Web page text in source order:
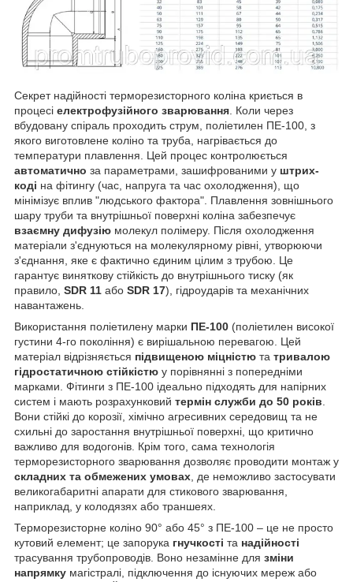
Секрет надійності терморезисторного коліна криється в
процесі електрофузійного зварювання . Коли через
вбудовану спіраль проходить струм, поліетилен ПЕ-100, з
якого виготовлене коліно та труба, нагрівається до
температури плавлення. Цей процес контролюється
автоматично за параметрами, зашифрованими у штрих-
коді на фітингу (час, напруга та час охолодження), що
мінімізує вплив "людського фактора". Плавлення зовнішнього
шару труби та внутрішньої поверхні коліна забезпечує
взаємну дифузію молекул полімеру. Після охолодження
матеріали з'єднуються на молекулярному рівні, утворюючи
з'єднання, яке є фактично єдиним цілим з трубою. Це
гарантує виняткову стійкість до внутрішнього тиску (як
правило, SDR 11 або SDR 17), гідроударів та механічних
навантажень.
Використання поліетилену марки ПЕ-100 (поліетилен високої
густини 4-го покоління) є вирішальною перевагою. Цей
матеріал відрізняється підвищеною міцністю та тривалою
гідростатичною стійкістю у порівнянні з попередніми
марками. Фітинги з ПЕ-100 ідеально підходять для напірних
систем і мають розрахунковий термін служби до 50 років
Вони стійкі до корозії, хімічно агресивних середовищ та не
схильні до заростання внутрішньої поверхні, що критично
важливо для водогонів. Крім того, сама технологія
терморезисторного зварювання дозволяє проводити монтаж у
складних та обмежених умовах , де неможливо застосувати
великогабаритні апарати для стикового зварювання,
наприклад, у колодязях або траншеях.
Терморезисторне коліно 90° або 45° з ПЕ-100 – це не просто
кутовий елемент; це запорука гнучкості та надійності
трасування трубопроводів. Воно незамінне для зміни
напрямку магістралі, підключення до існуючих мереж або